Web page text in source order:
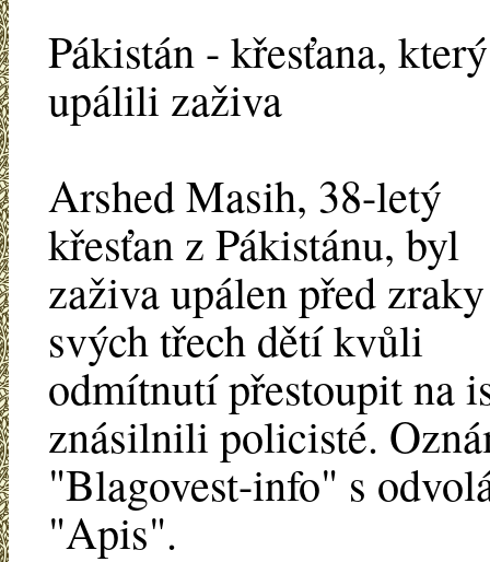
Pákistán - křesťana,
upálili zaživa
Arshed Masih, 38-letý
křesťan z Pákistánu, byl
zaživa upálen před zraky
svých třech dětí kvůli
odmítnutí přestoupit na
znásilnili policisté.
"Blagovest-info" s
"Apis".